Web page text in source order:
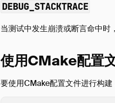
DEBUG_STACKTRACE
当测试中发生崩溃或断言命中时
使用CMake配置
要使用CMake配置文件进行构